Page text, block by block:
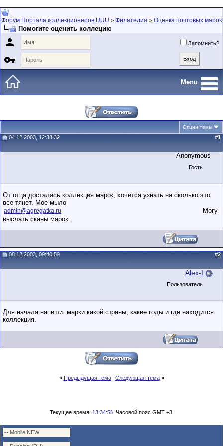
Форум Портала коллекционеров UUU > Филателия > Оценка почтовых марок
Помогите оценить коллецию
 Запомнить?

Menu
Опции темы
04.12.2003, 12:38:32 #1
Anonymous
Гость
От отца досталась коллекция марок, хочется узнать на сколько это
все тянет. Мое мыло
admin@agregatka.ru
Могу
выслать сканы марок.
08.12.2003, 09:40:59 #2
Alex-I
Пользователь
Для начала напиши: марки какой страны, какие годы и где находится
коллекция.
« Предыдущая тема| Следующая тема »
Текущее время: 13:34:55. Часовой пояс GMT +3.